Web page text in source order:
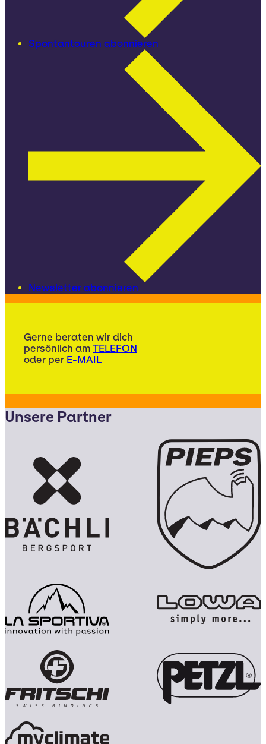
Spontantouren abonnieren
Newsletter abonnieren
Gerne beraten wir dich
persönlich am TELEFON
oder per E-MAIL
Unsere Partner